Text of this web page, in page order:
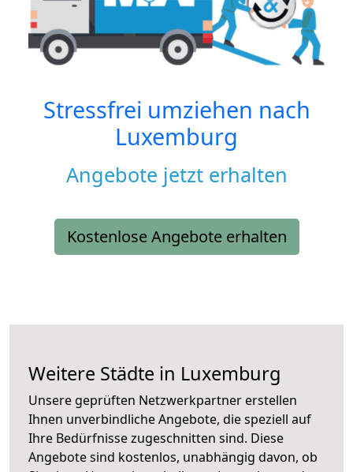
Stressfrei umziehen nach
Luxemburg
Angebote jetzt erhalten
Kostenlose Angebote erhalten
Weitere Städte in Luxemburg
Unsere geprüften Netzwerkpartner erstellen
Ihnen unverbindliche Angebote, die speziell auf
Ihre Bedürfnisse zugeschnitten sind. Diese
Angebote sind kostenlos, unabhängig davon, ob